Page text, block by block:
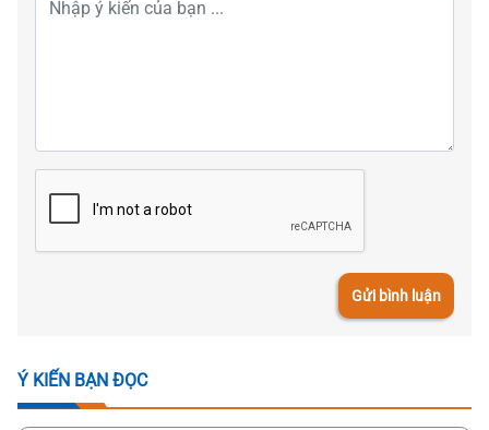
Gửi bình luận
Ý KIẾN BẠN ĐỌC